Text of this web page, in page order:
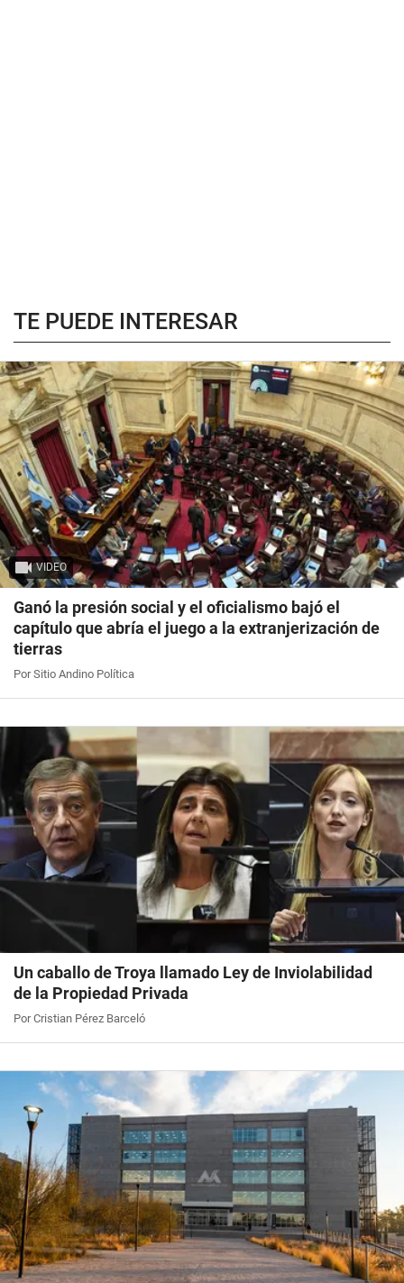
TE PUEDE INTERESAR
VIDEO
Ganó la presión social y el oficialismo bajó el
capítulo que abría el juego a la extranjerización de
tierras
Por Sitio Andino Política
Un caballo de Troya llamado Ley de Inviolabilidad
de la Propiedad Privada
Por Cristian Pérez Barceló